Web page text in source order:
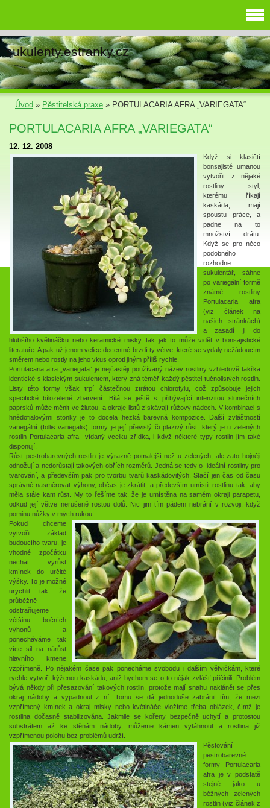
sukulenty.estranky.cz
Úvod » Pěstitelská praxe » PORTULACARIA AFRA „VARIEGATA“
PORTULACARIA AFRA „VARIEGATA“
12. 12. 2008
Když si klasičtí
bonsajisté umanou
vytvořit z nějaké
rostliny styl,
kterému říkají
kaskáda, mají
spoustu práce, a
padne na to
množství drátu.
Když se pro něco
podobného
rozhodne
sukulentář, sáhne
po variegální formě
známé rostliny
Portulacaria afra
(viz článek na
našich stránkách)
a zasadí ji do
hlubšího květináčku nebo keramické misky, tak jak to může vidět v bonsajistické
literatuře. A pak už jenom velice decentně brzdí ty větve, které se vydaly nežádoucím
směrem nebo rostly na jeho vkus oproti jiným příliš rychle.
Portulacaria afra „variegata“ je nejčastěji používaný název rostliny vzhledově takřka
identické s klasickým sukulentem, který zná téměř každý pěstitel tučnolistých rostlin.
Listy této formy však trpí částečnou ztrátou chlorofylu, což způsobuje jejich
specifické bílozelené zbarvení. Bílá se ještě s přibývající intenzitou slunečních
paprsků může měnit ve žlutou, a okraje listů získávají růžový nádech. V kombinaci s
hnědofialovými stonky je to docela hezká barevná kompozice. Další zvláštností
variegální (follis variegalis) formy je její převislý či plazivý růst, který je u zelených
rostlin Portulacaria afra vídaný vcelku zřídka, i když některé typy rostlin jím také
disponují.
Růst pestrobarevných rostlin je výrazně pomalejší než u zelených, ale zato hojněji
odnožují a nedorůstají takových obřích rozměrů. Jedná se tedy o ideální rostliny pro
tvarování, a především pak pro tvorbu tvarů kaskádovitých. Stačí jen čas od času
správně nasměrovat výhony, občas je zkrátit, a především umístit rostlinu tak, aby
měla stále kam růst. My to řešíme tak, že je umístěna na samém okraji parapetu,
odkud její větve nerušeně rostou dolů. Nic jim tím pádem nebrání v rozvoji, když
pominu nůžky v mých rukou.
Pokud chceme
vytvořit základ
budoucího tvaru, je
vhodné zpočátku
nechat vyrůst
kmínek do určité
výšky. To je možné
urychlit tak, že
průběžně
odstraňujeme
většinu bočních
výhonů a
ponecháváme tak
více sil na nárůst
hlavního kmene
vzpřímeně. Po nějakém čase pak ponecháme svobodu i dalším větvičkám, které
rychle vytvoří kýženou kaskádu, aniž bychom se o to nějak zvlášť přičinili. Problém
bývá někdy při přesazování takových rostlin, protože mají snahu naklánět se přes
okraj nádoby a vypadnout z ní. Tomu se dá jednoduše zabránit tím, že mezi
vzpřímený kmínek a okraj misky nebo květináče vložíme třeba oblázek, čímž je
rostlina dočasně stabilizována. Jakmile se kořeny bezpečně uchytí a protostou
substrátem až ke stěnám nádoby, můžeme kámen vytáhnout a rostlina již
vzpřímenou polohu bez problémů udrží.
Pěstování
pestrobarevné
formy Portulacaria
afra je v podstatě
stejné jako u
běžných zelených
rostlin (viz článek z